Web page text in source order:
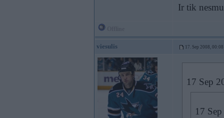
Ir tik
viesulis 17. Sep 2008, 00:08
17 Sep
17